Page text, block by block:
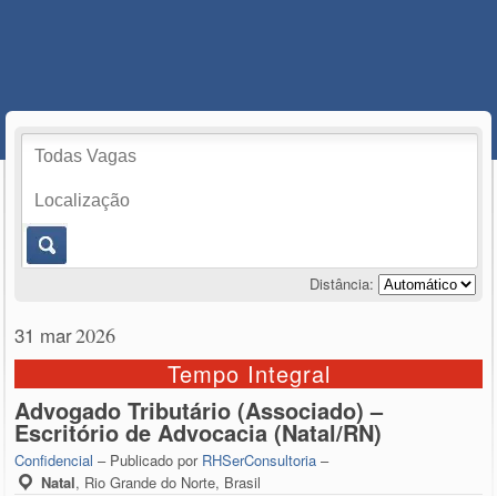
Distância:
31 mar2026
Tempo Integral
Advogado Tributário (Associado) –
Escritório de Advocacia (Natal/RN)
Confidencial – Publicado por RHSerConsultoria –
Natal, Rio Grande do Norte, Brasil